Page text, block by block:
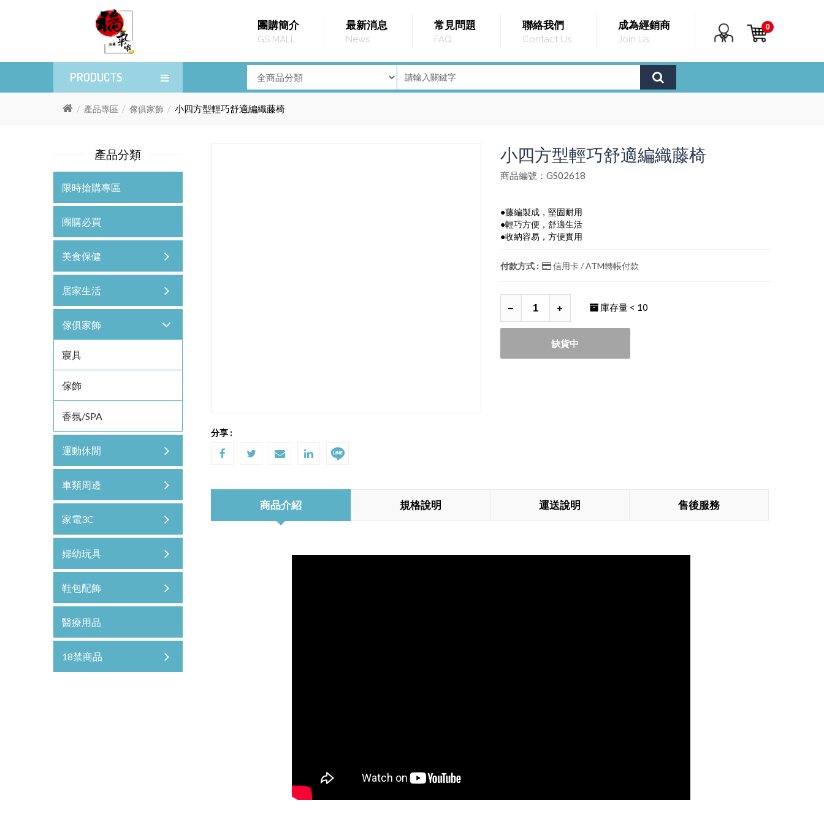
0
團購簡介
GS MALL
最新消息
News
常見問題
FAQ
聯絡我們
Contact Us
成為經銷商
Join Us
PRODUCTS
產品專區 傢俱家飾 小四方型輕巧舒適編織藤椅
分享 :
小四方型輕巧舒適編織藤椅
商品編號：GS02618
●藤編製成，堅固耐用
●輕巧方便，舒適生活
●收納容易，方便實用
付款方式 : 信用卡 / ATM轉帳付款
庫存量 < 10
缺貨中
商品介紹 規格說明 運送說明 售後服務
產品分類
限時搶購專區
團購必買
美食保健
居家生活
傢俱家飾
寢具
傢飾
香氛/SPA
運動休閒
車類周邊
家電3C
婦幼玩具
鞋包配飾
醫療用品
18禁商品